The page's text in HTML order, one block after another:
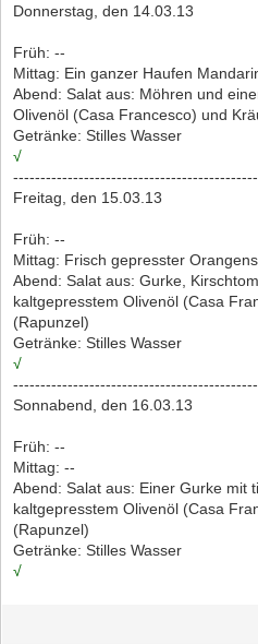
Donnerstag, den 14.03.13
Früh: --
Mittag: Ein ganzer Haufen
Abend: Salat aus: Möhren und
Olivenöl (Casa Francesco) und
Getränke: Stilles Wasser
√
Freitag, den 15.03.13
Früh: --
Mittag: Frisch gepresster
Abend: Salat aus: Gurke,
kaltgepresstem Olivenöl (Casa
(Rapunzel)
Getränke: Stilles Wasser
√
Sonnabend, den 16.03.13
Früh: --
Mittag: --
Abend: Salat aus: Einer Gurke mit
kaltgepresstem Olivenöl (Casa
(Rapunzel)
Getränke: Stilles Wasser
√